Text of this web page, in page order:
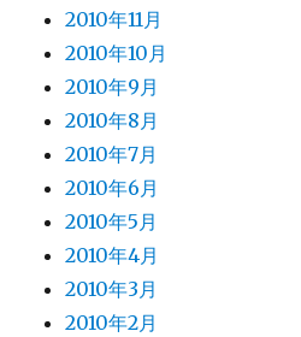
2010年11月
2010年10月
2010年9月
2010年8月
2010年7月
2010年6月
2010年5月
2010年4月
2010年3月
2010年2月